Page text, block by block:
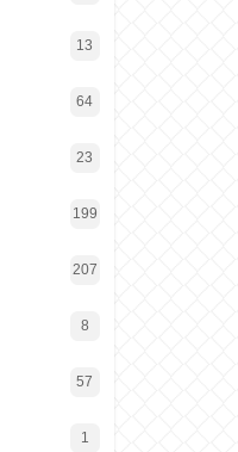
13
64
23
199
207
8
57
1